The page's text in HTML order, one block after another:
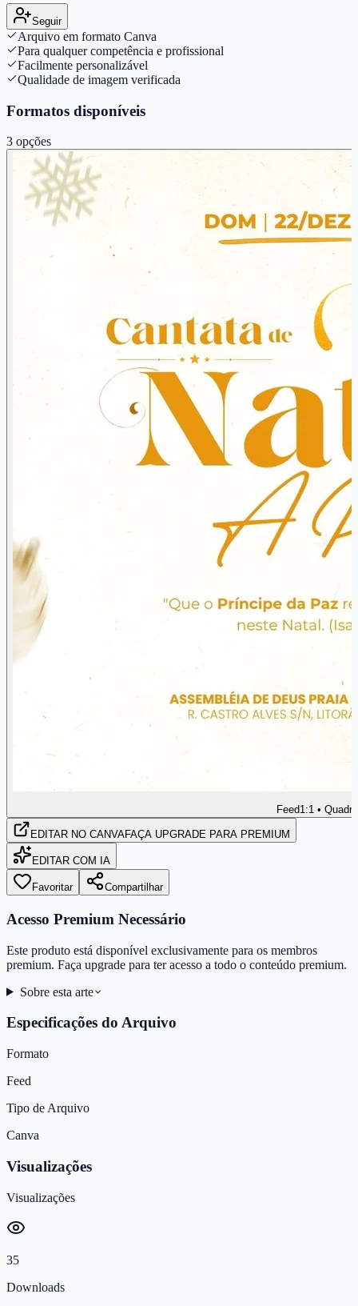
Seguir
Arquivo em formato Canva
Para qualquer competência e profissional
Facilmente personalizável
Qualidade de imagem verificada
Formatos disponíveis
3 opções
Feed1:1 •
EDITAR NO CANVAFAÇA UPGRADE PARA PREMIUM
EDITAR COM IA
Favoritar Compartilhar
Acesso Premium Necessário
Este produto está disponível exclusivamente para os membros
premium. Faça upgrade para ter acesso a todo o conteúdo premium.
Sobre esta arte
Especificações do Arquivo
Formato
Feed
Tipo de Arquivo
Canva
Visualizações
Visualizações
35
Downloads